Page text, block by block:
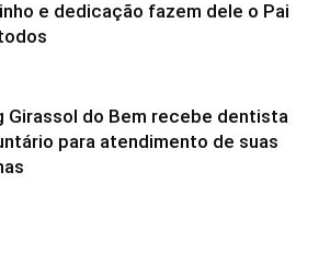
e dedicação fazem dele o Pai
Girassol do Bem recebe dentista
para atendimento de suas